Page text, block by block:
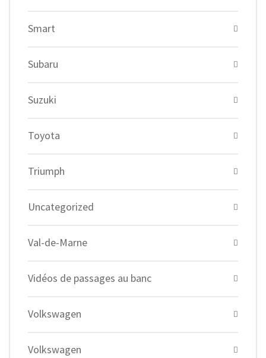
Smart
Subaru
Suzuki
Toyota
Triumph
Uncategorized
Val-de-Marne
Vidéos de passages au banc
Volkswagen
Volkswagen